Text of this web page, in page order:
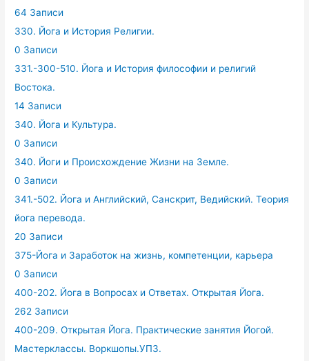
64 Записи
330. Йога и История Религии.
0 Записи
331.-300-510. Йога и История философии и религий
Востока.
14 Записи
340. Йога и Культура.
0 Записи
340. Йоги и Происхождение Жизни на Земле.
0 Записи
341.-502. Йога и Английский, Санскрит, Ведийский. Теория
йога перевода.
20 Записи
375-Йога и Заработок на жизнь, компетенции, карьера
0 Записи
400-202. Йога в Вопросах и Ответах. Открытая Йога.
262 Записи
400-209. Открытая Йога. Практические занятия Йогой.
Мастерклассы. Воркшопы.УПЗ.